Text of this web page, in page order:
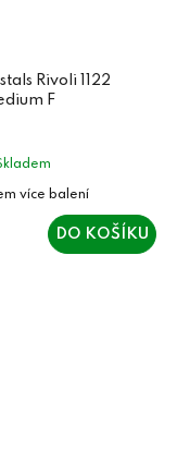
Rivoli 1122
F
DO KOŠÍKU